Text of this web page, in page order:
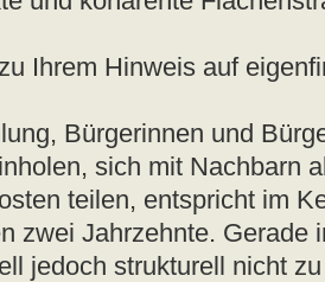
Ihrem Hinweis auf
Bürgerinnen und
sich mit Nachbarn
teilen, entspricht im
zwei Jahrzehnte. Gerade
jedoch strukturell nicht